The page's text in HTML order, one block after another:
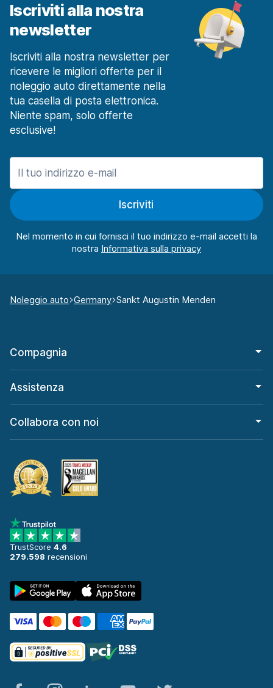
Iscriviti alla nostra
newsletter
Iscriviti alla nostra newsletter per
ricevere le migliori offerte per il
noleggio auto direttamente nella
tua casella di posta elettronica.
Niente spam, solo offerte
esclusive!
Iscriviti
Nel momento in cui fornisci il tuo indirizzo e-mail accetti la
nostra
Noleggio auto Germany Sankt Augustin Menden
Compagnia
Assistenza
Collabora con noi
TrustScore 4.6
279.598 recensioni